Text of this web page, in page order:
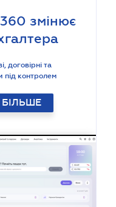
змінює
договірні та
під контролем
БІЛЬШЕ